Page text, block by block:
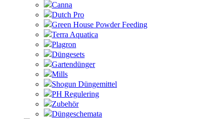
Canna
Dutch Pro
Green House Powder Feeding
Terra Aquatica
Plagron
Düngesets
Gartendünger
Mills
Shogun Düngemittel
PH Regulering
Zubehör
Düngeschemata